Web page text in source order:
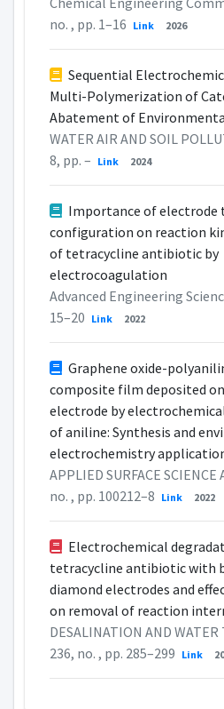
no. , pp. 1–16 Link 2026
Sequential
Multi-Polymerization of
Abatement of
WATER AIR AND SOIL
8, pp. – Link 2024
Importance of electrode
configuration on reaction
of tetracycline antibiotic by
electrocoagulation
Advanced Engineering
15–20 Link 2022
Graphene oxide-
composite film deposited
electrode by
of aniline: Synthesis and
electrochemistry
APPLIED SURFACE SCIENCE
no. , pp. 100212–8 Link 2022
Electrochemical
tetracycline antibiotic with
diamond electrodes and
on removal of reaction
DESALINATION AND
236, no. , pp. 285–299 Link